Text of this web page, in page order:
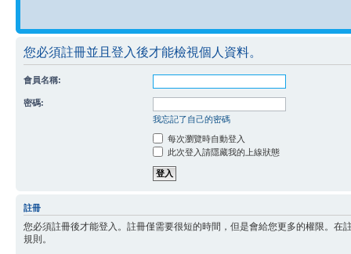
您必須註冊並且登入後才能檢視個人資料。
會員名稱:
密碼:
我忘記了自己的密碼
每次瀏覽時自動登入
此次登入請隱藏我的上線狀態
註冊
您必須註冊後才能登入。註冊僅需要很短的時間，但是會給您更多的權限。
規則。